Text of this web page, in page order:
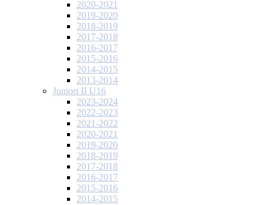
2020-2021
2019-2020
2018-2019
2017-2018
2016-2017
2015-2016
2014-2015
2013-2014
Juniori II U16
2023-2024
2022-2023
2021-2022
2020-2021
2019-2020
2018-2019
2017-2018
2016-2017
2015-2016
2014-2015